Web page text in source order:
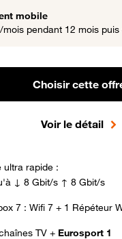
mobile
mois pendant 12 mois puis
Choisir cette
Voir le détail
ultra rapide :
↓ 8 Gbit/s ↑ 8 Gbit/s
7 : Wifi 7 + 1 Répéteur
TV + Eurosport 1